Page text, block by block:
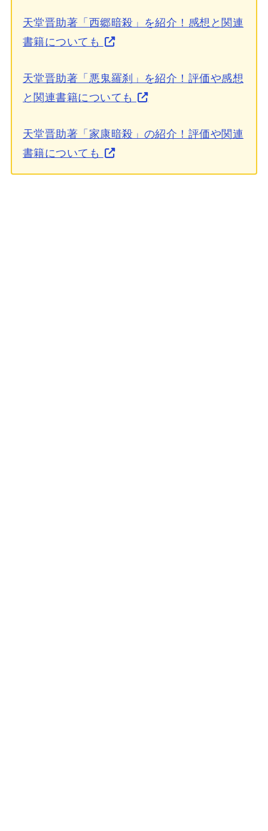
天堂晋助著「西郷暗殺」を紹介！感想と関連
書籍についても
天堂晋助著「悪鬼羅刹」を紹介！評価や感想
と関連書籍についても
天堂晋助著「家康暗殺」の紹介！評価や関連
書籍についても